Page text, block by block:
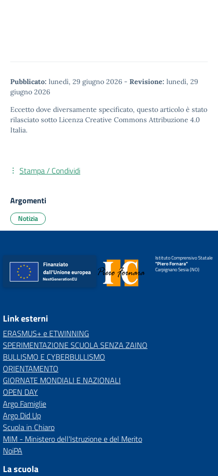
Pubblicato: lunedì, 29 giugno 2026 - Revisione: lunedì, 29
giugno 2026
Eccetto dove diversamente specificato, questo articolo è stato
rilasciato sotto Licenza Creative Commons Attribuzione 4.0
Italia.
Stampa / Condividi
Argomenti
Notizia
Istituto Comprensivo Statale
"Piero Fornara"
Carpignano Sesia (NO)
Link esterni
ERASMUS+ e ETWINNING
SPERIMENTAZIONE SCUOLA SENZA ZAINO
BULLISMO E CYBERBULLISMO
ORIENTAMENTO
GIORNATE MONDIALI E NAZIONALI
OPEN DAY
Argo Famiglie
Argo Did Up
Scuola in Chiaro
MIM - Ministero dell'Istruzione e del Merito
NoiPA
La scuola